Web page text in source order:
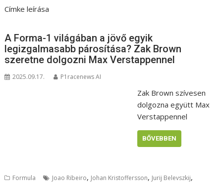
Címke leírása
A Forma-1 világában a jövő egyik
legizgalmasabb párosítása? Zak Brown
szeretne dolgozni Max Verstappennel
2025.09.17. P1racenews AI
Zak Brown szívesen
dolgozna együtt Max
Verstappennel
BŐVEBBEN
Formula Joao Ribeiro, Johan Kristoffersson, Jurij Belevszkij,